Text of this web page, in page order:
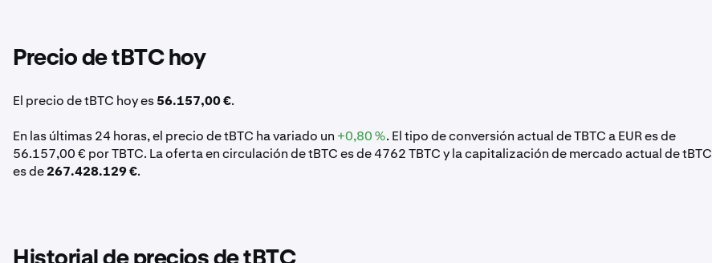
Precio de tBTC hoy
El precio de tBTC hoy es56.157,00 €.
En las últimas 24 horas, el precio de tBTC ha variado un +0,80 %. El tipo de conversión actual de TBTC a EUR es de
56.157,00 € por TBTC. La oferta en circulación de tBTC es de 4762 TBTC y la capitalización de mercado actual de tBTC
es de267.428.129 €.